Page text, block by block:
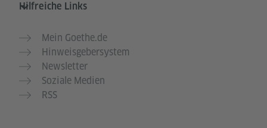
Hilfreiche Links
Mein Goethe.de
Hinweisgebersystem
Newsletter
Soziale Medien
RSS